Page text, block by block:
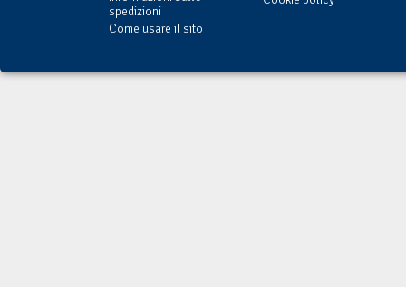
spedizioni
Come usare il sito